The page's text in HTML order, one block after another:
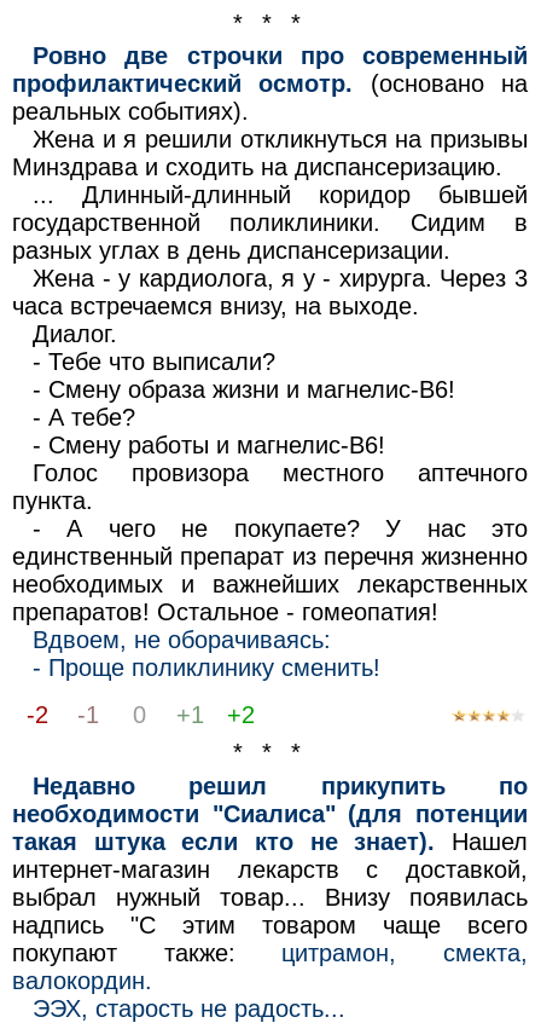
* * *
Ровно две строчки про современный
профилактический осмотр. (основано на
реальных событиях).
Жена и я решили откликнуться на призывы
Минздрава и сходить на диспансеризацию.
... Длинный-длинный коридор бывшей
государственной поликлиники. Сидим в
разных углах в день диспансеризации.
Жена - у кардиолога, я у - хирурга. Через 3
часа встречаемся внизу, на выходе.
Диалог.
- Тебе что выписали?
- Смену образа жизни и магнелис-B6!
- А тебе?
- Смену работы и магнелис-В6!
Голос провизора местного аптечного
пункта.
- А чего не покупаете? У нас это
единственный препарат из перечня жизненно
необходимых и важнейших лекарственных
препаратов! Остальное - гомеопатия!
Вдвоем, не оборачиваясь:
- Проще поликлинику сменить!
-2
-1 0 +1
+2
* * *
Недавно решил прикупить по
необходимости "Сиалиса" (для потенции
такая штука если кто не знает). Нашел
интернет-магазин лекарств с доставкой,
выбрал нужный товар... Внизу появилась
надпись "С этим товаром чаще всего
покупают также: цитрамон, смекта,
валокордин.
ЭЭХ, старость не радость...